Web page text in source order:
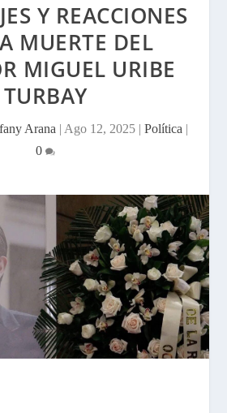
Y REACCIONES
MUERTE DEL
MIGUEL URIBE
TURBAY
Arana | Ago 12, 2025 | Política |
0